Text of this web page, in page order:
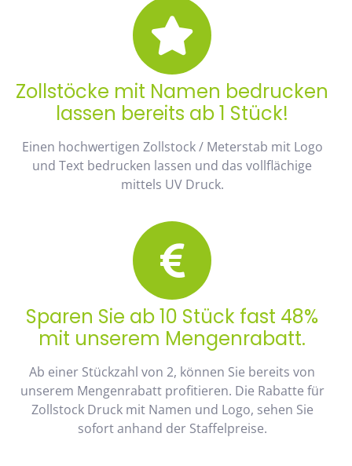
Zollstöcke mit Namen bedrucken
lassen bereits ab 1 Stück!
Einen hochwertigen Zollstock / Meterstab mit Logo
und Text bedrucken lassen und das vollflächige
mittels UV Druck.
Sparen Sie ab 10 Stück fast 48%
mit unserem Mengenrabatt.
Ab einer Stückzahl von 2, können Sie bereits von
unserem Mengenrabatt profitieren. Die Rabatte für
Zollstock Druck mit Namen und Logo, sehen Sie
sofort anhand der Staffelpreise.